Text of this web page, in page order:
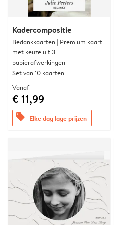
Kadercompositie
Bedankkaarten | Premium kaart
met keuze uit 3
papierafwerkingen
Set van 10 kaarten
Vanaf
€ 11,99
offers Elke dag lage prijzen